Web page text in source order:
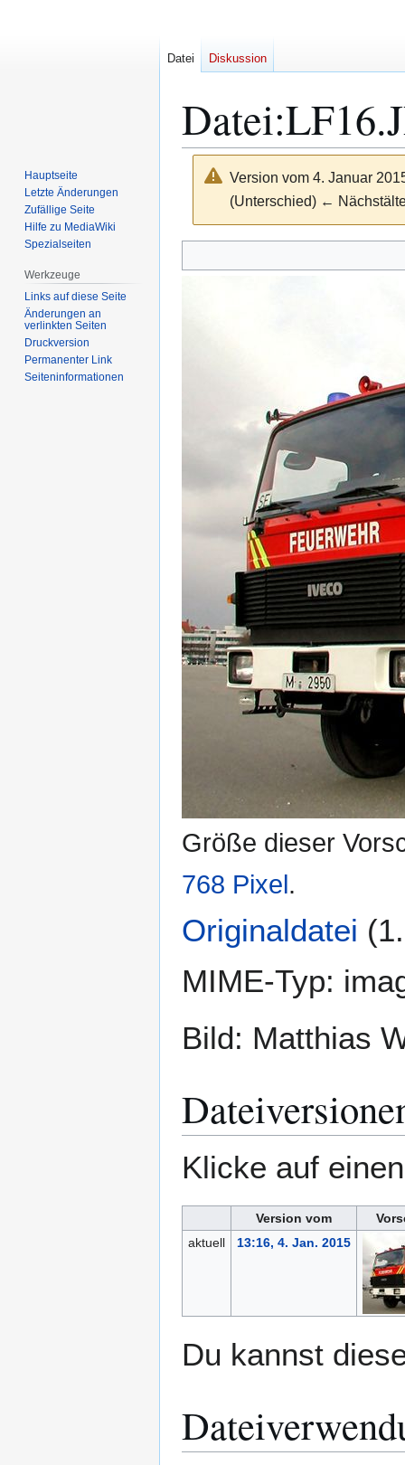
Datei:
Version vom 4. Januar
(Unterschied) ←
Navigation
Suche
Größe dieser
768 Pixel .
Originaldatei
MIME-Typ:
Bild: Matthias
Klicke auf
Version vom
aktuell
13:16, 4. Jan. 2015
Du kannst
Datei Diskussion
Hauptseite
Letzte Änderungen
Zufällige Seite
Hilfe zu MediaWiki
Spezialseiten
Werkzeuge
Links auf diese Seite
Änderungen an
verlinkten Seiten
Druckversion
Permanenter Link
Seiten­­informationen